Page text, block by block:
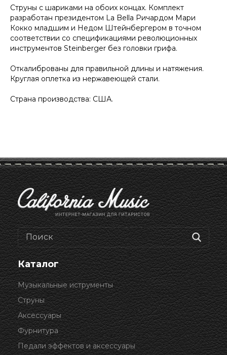
Струны с шариками на обоих концах. Комплект
разработан президентом La Bella Ричардом Мари
Кокко младшим и Недом Штейнбергером в точном
соответствии со спецификациями революционных
инструментов Steinberger без головки грифа.
Откалиброваны для правильной длины и натяжения.
Круглая оплетка из нержавеющей стали.
Страна производства: США.
Каталог
Музыкальные иструменты
Струны
Аксессуары
Фурнитура
Педали эффектов и аксессуары